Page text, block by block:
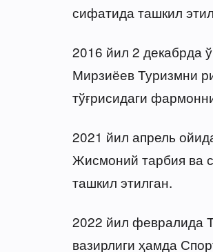
сифатида ташкил
2016 йил 2 декабрда
Мирзиёев Туризмни
тўғрисидаги
2021 йил апрель
Жисмоний тарбия ва
ташкил этилган.
2022 йил февралида
вазирлиги ҳамда